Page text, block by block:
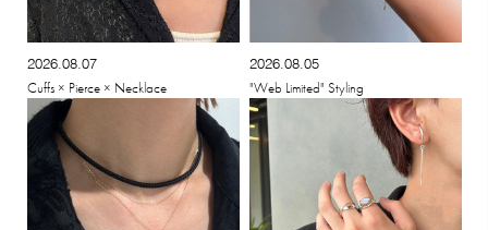
2026.08.07
Cuffs × Pierce × Necklace
2026.08.05
"Web Limited" Styling